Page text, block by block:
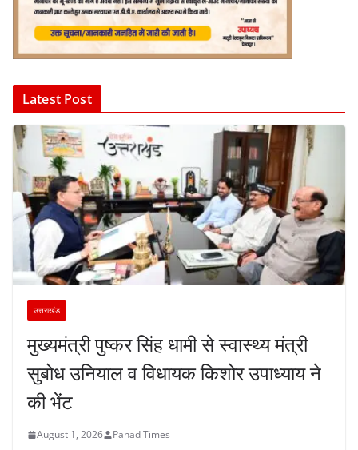
Latest Post
उत्तराखंड
मुख्यमंत्री पुष्कर सिंह धामी से स्वास्थ्य मंत्री
सुबोध उनियाल व विधायक किशोर उपाध्याय ने
की भेंट
August 1, 2026 Pahad Times